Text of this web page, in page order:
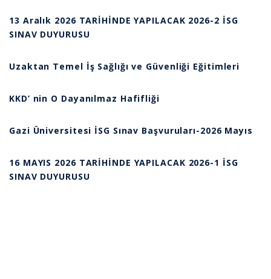
13 Aralık 2026 TARİHİNDE YAPILACAK 2026-2 İSG
SINAV DUYURUSU
Uzaktan Temel İş Sağlığı ve Güvenliği Eğitimleri
KKD’ nin O Dayanılmaz Hafifliği
Gazi Üniversitesi İSG Sınav Başvuruları-2026 Mayıs
16 MAYIS 2026 TARİHİNDE YAPILACAK 2026-1 İSG
SINAV DUYURUSU